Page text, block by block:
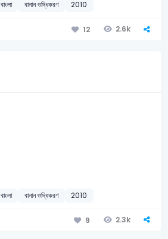
বাংলা বানান শুদ্ধিকরণ 2010
12 2.6k
বাংলা বানান শুদ্ধিকরণ 2010
9 2.3k